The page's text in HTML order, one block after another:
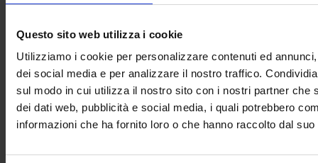
Questo sito web utilizza i cookie
Utilizziamo i cookie per personalizzare contenuti ed
dei social media e per analizzare il nostro traffico.
sul modo in cui utilizza il nostro sito con i nostri partner che
dei dati web, pubblicità e social media, i quali potrebbero
informazioni che ha fornito loro o che hanno raccolto dal
Barriera paraurti doppia Rack-Mammut®Double Bumper Barrier
EXTRA